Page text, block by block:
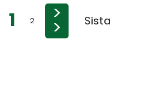
1 2 >
> Sista